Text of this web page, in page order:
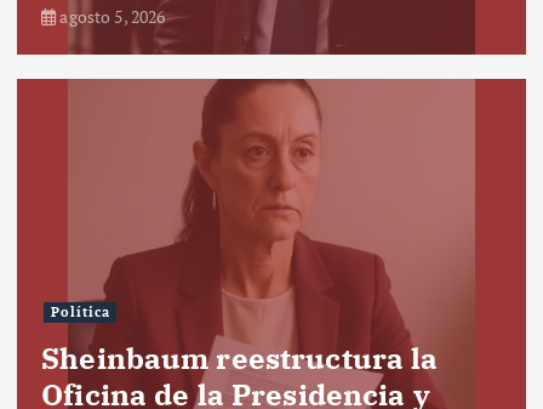
agosto 5, 2026
Política
Sheinbaum reestructura la
Oficina de la Presidencia y